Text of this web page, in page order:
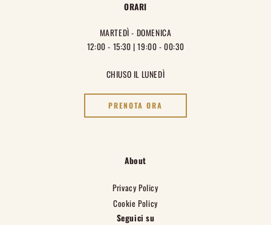
ORARI
MARTEDÌ - DOMENICA
12:00 - 15:30 | 19:00 - 00:30
CHIUSO IL LUNEDÌ
PRENOTA ORA
About
Privacy Policy
Cookie Policy
Seguici su